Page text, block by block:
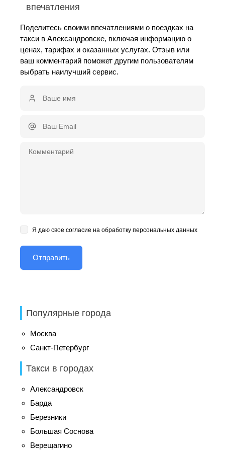
впечатления
Поделитесь своими впечатлениями о поездках на
такси в Александровске, включая информацию о
ценах, тарифах и оказанных услугах. Отзыв или
ваш комментарий поможет другим пользователям
выбрать наилучший сервис.
Я даю свое согласие на обработку персональных данных
Популярные города
Москва
Санкт-Петербург
Такси в городах
Александровск
Барда
Березники
Большая Соснова
Верещагино